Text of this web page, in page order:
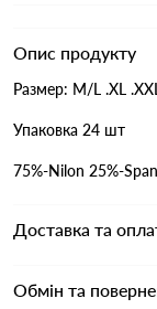
Опис продукту
Размер: M/L .XL
Упаковка 24 шт
75%-Nilon 25%-
Доставка та
Обмін та